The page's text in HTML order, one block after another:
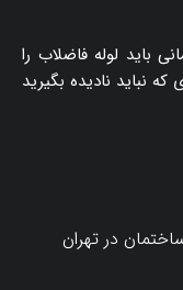
باید لوله فاضلاب را
در تهران